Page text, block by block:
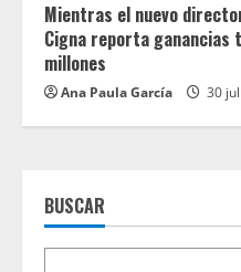
Mientras el nuevo
Cigna reporta
millones
Ana Paula García 30
BUSCAR